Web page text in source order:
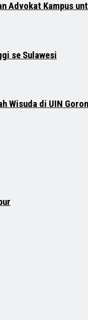
Advokat Kampus
se Sulawesi
Wisuda di UIN